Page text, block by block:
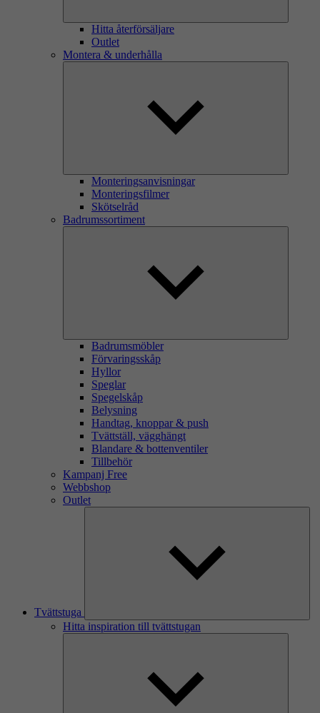
Hitta återförsäljare
Outlet
Montera & underhålla
Monteringsanvisningar
Monteringsfilmer
Skötselråd
Badrumssortiment
Badrumsmöbler
Förvaringsskåp
Hyllor
Speglar
Spegelskåp
Belysning
Handtag, knoppar & push
Tvättställ, vägghängt
Blandare & bottenventiler
Tillbehör
Kampanj Free
Webbshop
Outlet
Tvättstuga
Hitta inspiration till tvättstugan